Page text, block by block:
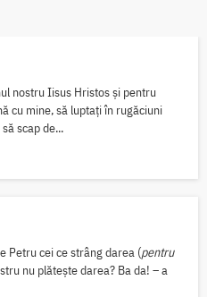
nostru Iisus Hristos și pentru
cu mine, să luptați în rugăciuni
scap de...
Petru cei ce strâng darea (pentru
nu plătește darea? Ba da! – a